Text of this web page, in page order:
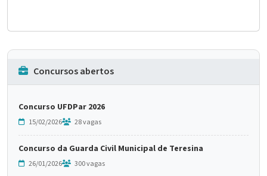
Concursos abertos
Concurso UFDPar 2026
15/02/2026 28 vagas
Concurso da Guarda Civil Municipal de Teresina
26/01/2026 300 vagas